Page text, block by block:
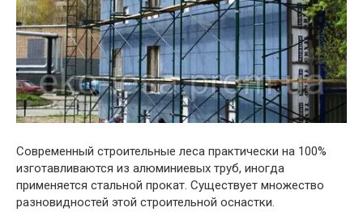
Современный строительные леса практически на 100%
изготавливаются из алюминиевых труб, иногда
применяется стальной прокат. Существует множество
разновидностей этой строительной оснастки.